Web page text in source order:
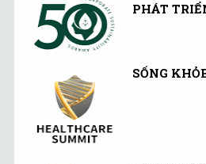
PHÁT
SỐNG